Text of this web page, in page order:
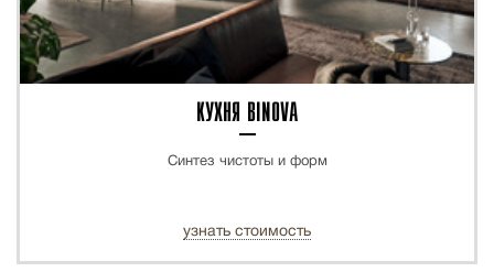
КУХНЯ BINOVA
Синтез чистоты и форм
узнать стоимость